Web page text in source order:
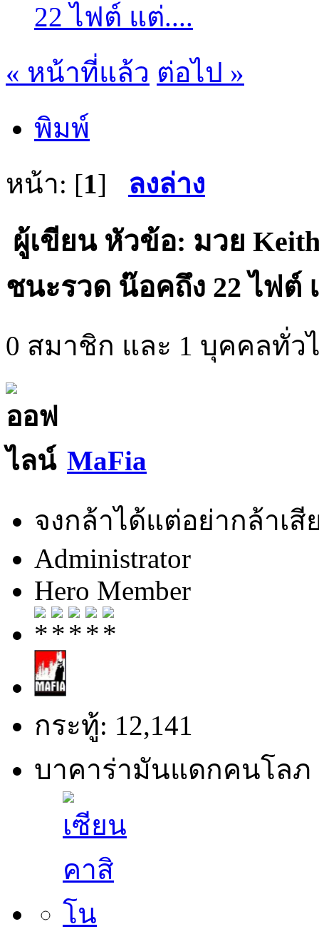
22 ไฟต์ แต่​....
« หน้าที่แล้ว ต่อไป »
พิมพ์
หน้า: [1] ลงล่าง
ผู้เขียนหัวข้อ: มวย
ชนะรวด น๊อคถึง 22 ไฟต์
0 สมาชิก และ 1 บุคคลทั่ว
MaFia
จงกล้าได้แต่อย่ากล้าเสี
Administrator
Hero Member
กระทู้: 12,141
บาคาร่ามันแดกคนโลภ